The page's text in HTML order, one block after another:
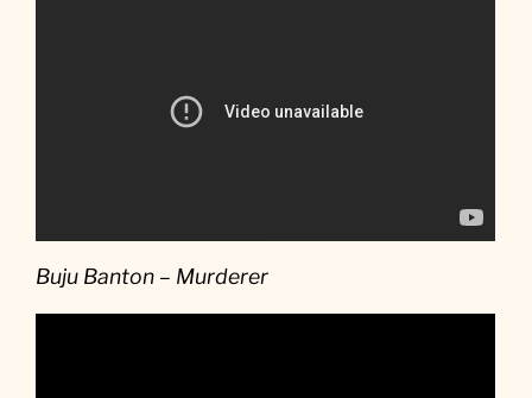
Buju Banton – Murderer